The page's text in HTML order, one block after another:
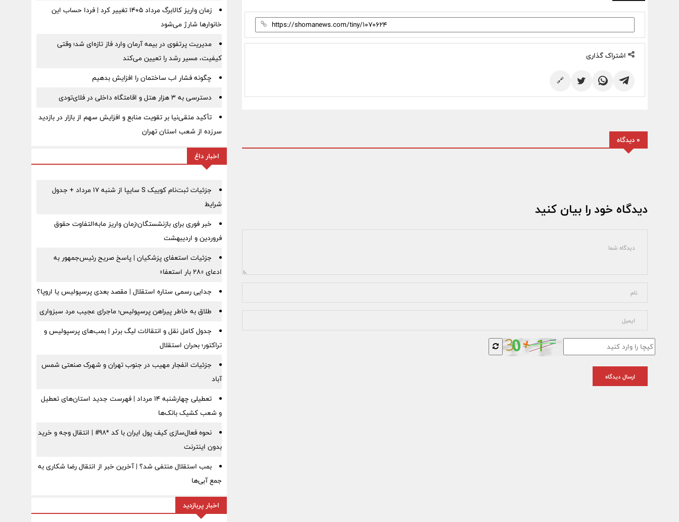
اشتراک گذاری
🔗
0 دیدگاه
دیدگاه خود را بیان کنید
ارسال دیدگاه
زمان واریز کالابرگ مرداد ۱۴۰۵ تغییر کرد | فردا حساب این
خانوارها شارژ می‌شود
مدیریت پرتفوی در بیمه آرمان وارد فاز تازه‌ای شد؛ وقتی
کیفیت، مسیر رشد را تعیین می‌کند
چگونه فشار اب ساختمان را افزایش بدهیم
دسترسی به ۳ هزار هتل و اقامتگاه داخلی در فلای‌تودی
تأکید متقی‌نیا بر تقویت منابع و افزایش سهم از بازار در بازدید
سرزده از شعب استان تهران
اخبار داغ
جزئیات ثبت‌نام کوییک S سایپا از شنبه ۱۷ مرداد + جدول
شرایط
خبر فوری برای بازنشستگان؛زمان واریز مابه‌التفاوت حقوق
فروردین و اردیبهشت
جزئیات استعفای پزشکیان | پاسخ صریح رئیس‌جمهور به
ادعای «۲۸ بار استعفا»
جدایی رسمی ستاره استقلال | مقصد بعدی پرسپولیس یا اروپا؟
طلاق به خاطر پیراهن پرسپولیس؛ ماجرای عجیب مرد سبزواری
جدول کامل نقل و انتقالات لیگ برتر | بمب‌های پرسپولیس و
تراکتور؛ بحران استقلال
جزئیات انفجار مهیب در جنوب تهران و شهرک صنعتی شمس
آباد
تعطیلی چهارشنبه ۱۴ مرداد | فهرست جدید استان‌های تعطیل
و شعب کشیک بانک‌ها
نحوه فعال‌سازی کیف پول ایران با کد *98# | انتقال وجه و خرید
بدون اینترنت
بمب استقلال منتفی شد؟ | آخرین خبر از انتقال رضا شکاری به
جمع آبی‌ها
اخبار پربازدید